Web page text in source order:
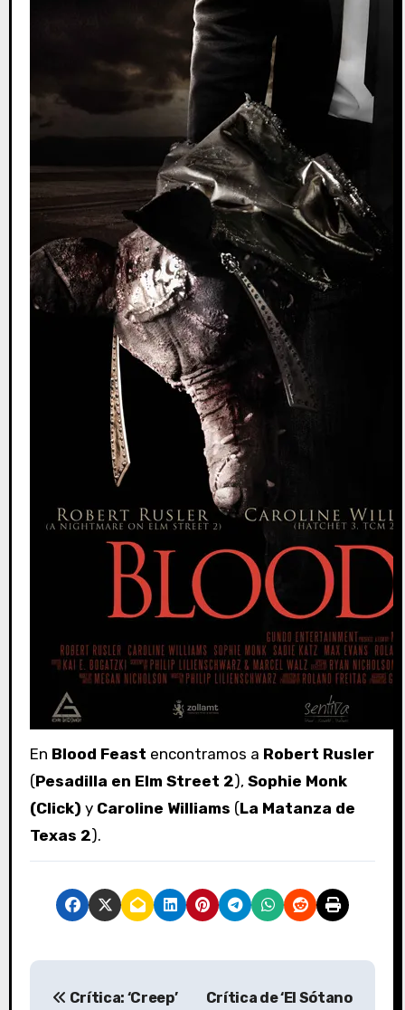
En Blood Feast encontramos a Robert Rusler
(Pesadilla en Elm Street 2), Sophie Monk
(Click) y Caroline Williams (La Matanza de
Texas 2).
N
Crítica: ‘Creep’
Crítica de ‘El Sótano